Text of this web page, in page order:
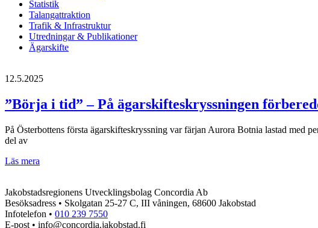
Statistik
Talangattraktion
Trafik & Infrastruktur
Utredningar & Publikationer
Ägarskifte
12.5.2025
”Börja i tid” – På ägarskifteskryssningen
På Österbottens första ägarskifteskryssning var färjan Aurora Botnia lastad med
del av
Läs mera
–
På
ägarskifteskryssningen
förbereddes
Jakobstadsregionens Utvecklingsbolag Concordia Ab
Besöksadress • Skolgatan 25-27 C, III våningen, 68600 Jakobstad
Infotelefon • 010 239 7550
E-post • info@concordia.jakobstad.fi